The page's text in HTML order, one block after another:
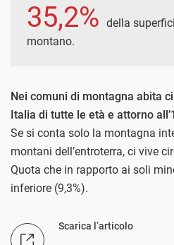
35,2% della
montano.
Nei comuni di montagna abita
Italia di tutte le età e attorno
Se si conta solo la montagna
montani dell’entroterra, ci vive
Quota che in rapporto ai soli
inferiore (9,3%).
Scarica l’articolo